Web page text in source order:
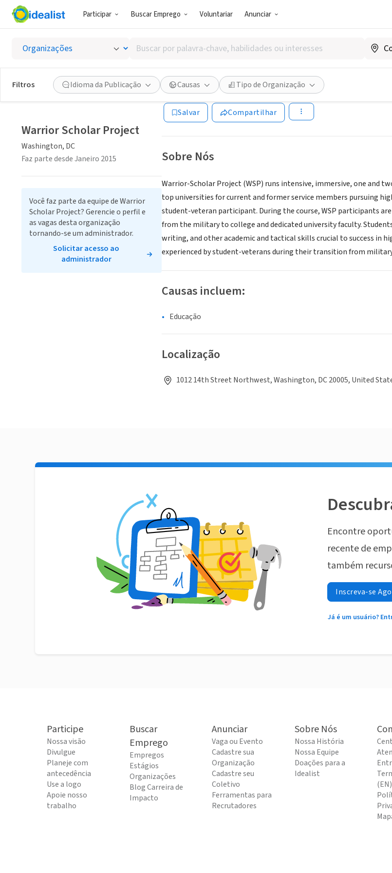
Participar Buscar Emprego Voluntariar Anunciar
Buscar
por
palavra-
chave,
habilidades
ou
interesses
Filtros Idioma da Publicação Causas Tipo de Organização
Warrior Scholar Project
Washington, DC www.warrior-scholar.org/
Salvar Compartilhar
Sobre Nós
Warrior-Scholar Project (WSP) runs intensive, immersive, one and
top universities for current and former service members pursuing
student-veteran participant. During the course, WSP participants
from the military to college and dedicated university faculty.
writing, and other academic and tactical skills crucial to success in
experienced by student-veterans during their transition from
Causas incluem:
Educação
Localização
1012 14th Street Northwest, Washington, DC 20005, United
Warrior Scholar Project
Washington, DC
Faz parte desde Janeiro 2015
Você faz parte da equipe de Warrior
Scholar Project? Gerencie o perfil e
as vagas desta organização
tornando-se um administrador.
Solicitar acesso ao
administrador
Encontre
recente de
também
Inscreva-se
Já é um usuário?
Participe
Nossa visão
Divulgue
Planeje com
antecedência
Use a logo
Apoie nosso
trabalho
Buscar
Emprego
Empregos
Estágios
Organizações
Blog Carreira de
Impacto
Anunciar
Vaga ou Evento
Cadastre sua
Organização
Cadastre seu
Coletivo
Ferramentas para
Recrutadores
Sobre Nós
Nossa História
Nossa Equipe
Doações para a
Idealist
(EN)